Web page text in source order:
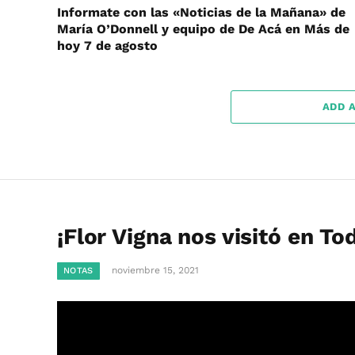
Informate con las «Noticias de la Mañana» de
María O’Donnell y equipo de De Acá en Más de
hoy 7 de agosto
ADD
¡Flor Vigna nos visitó en
NOTAS noviembre 15, 2021